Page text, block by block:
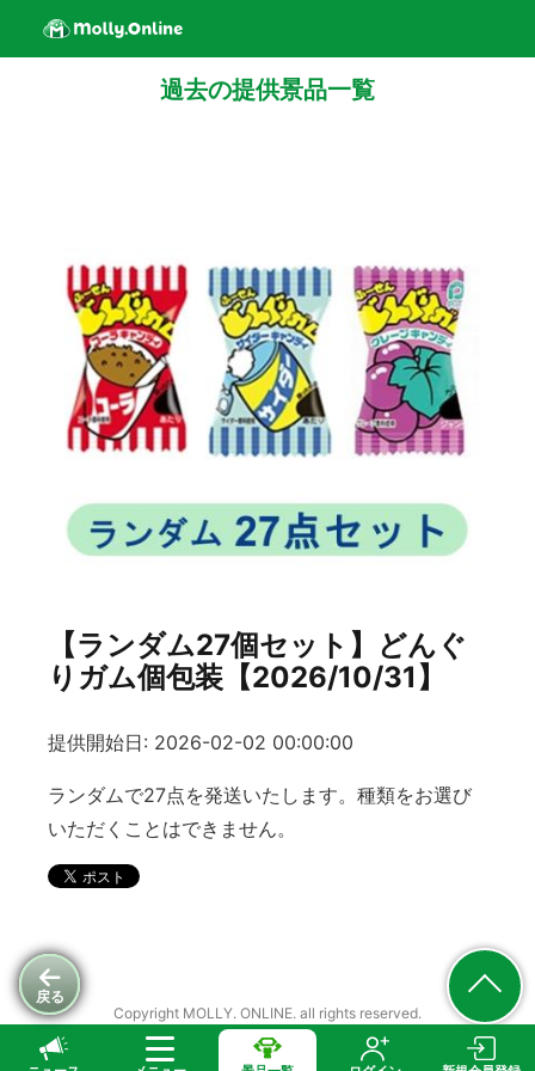
戻る
過去の提供景品一覧
【ランダム27個セット】どんぐ
りガム個包装【2026/10/31】
提供開始日: 2026-02-02 00:00:00
ランダムで27点を発送いたします。種類をお選び
いただくことはできません。
Copyright MOLLY. ONLINE. all rights reserved.